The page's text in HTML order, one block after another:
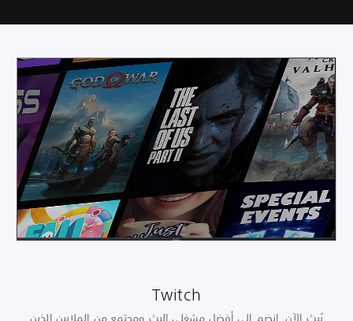
Twitch
يُبث الآن. انضم إلى أفضل مشغلي البث ومجتمع من الملايين الذين